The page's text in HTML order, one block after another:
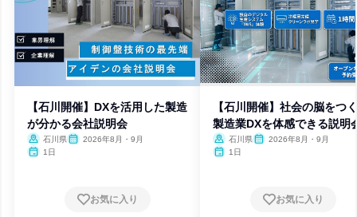
【石川開催】DXを活用した製造
が分かる会社説明会
石川県
2026年8月・9月
1日
お気に入り
【石川開催】社会の脳をつ
製造業DXを体感できる説明
石川県
2026年8月・9月
1日
お気に入り